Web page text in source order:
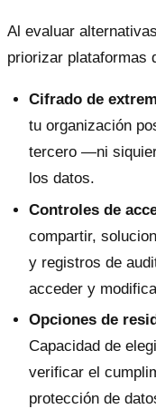
Al evaluar
priorizar plataformas
Cifrado de
tu organización
tercero —ni
los datos.
Controles de
compartir,
y registros de
acceder y
Opciones de
Capacidad de
verificar el
protección de